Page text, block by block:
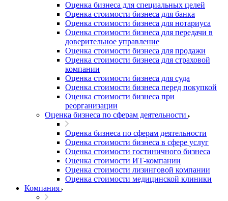
Оценка бизнеса для специальных целей
Оценка стоимости бизнеса для банка
Оценка стоимости бизнеса для нотариуса
Оценка стоимости бизнеса для передачи в
доверительное управление
Оценка стоимости бизнеса для продажи
Оценка стоимости бизнеса для страховой
компании
Оценка стоимости бизнеса для суда
Оценка стоимости бизнеса перед покупкой
Оценка стоимости бизнеса при
реорганизации
Оценка бизнеса по сферам деятельности
Оценка бизнеса по сферам деятельности
Оценка стоимости бизнеса в сфере услуг
Оценка стоимости гостиничного бизнеса
Оценка стоимости ИТ-компании
Оценка стоимости лизинговой компании
Оценка стоимости медицинской клиники
Компания
Биробиджан